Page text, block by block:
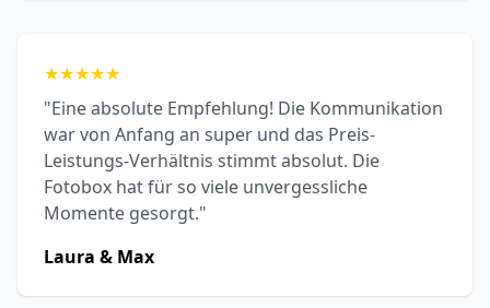
★★★★★
"Eine absolute Empfehlung! Die Kommunikation
war von Anfang an super und das Preis-
Leistungs-Verhältnis stimmt absolut. Die
Fotobox hat für so viele unvergessliche
Momente gesorgt."
Laura & Max